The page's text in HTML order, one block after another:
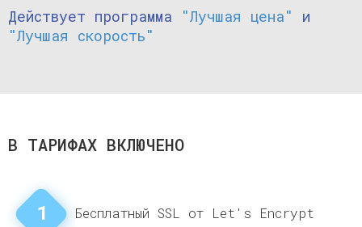
Действует программа
"Лучшая цена" и
"Лучшая скорость"
В ТАРИФАХ ВКЛЮЧЕНО
1 Бесплатный SSL от Let's Encrypt